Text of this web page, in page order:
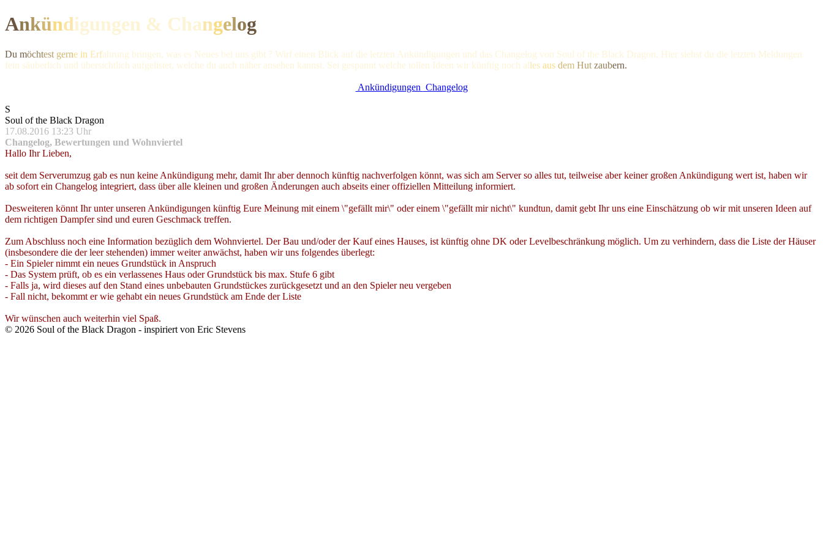
Ankündigungen & Changelog
Du möchtest gerne in Erfahrung bringen, was es Neues bei uns gibt ? Wirf einen Blick auf die letzten Ankündigungen und das Changelog von Soul of the Black Dragon. Hier siehst du die letzten Meldungen
fein säuberlich und übersichtlich aufgelistet, welche du auch näher ansehen kannst. Sei gespannt welche tollen Ideen wir künftig noch alles aus dem Hut zaubern.
Ankündigungen Changelog
S
Soul of the Black Dragon
17.08.2016 13:23 Uhr
Changelog, Bewertungen und Wohnviertel
Hallo Ihr Lieben,
seit dem Serverumzug gab es nun keine Ankündigung mehr, damit Ihr aber dennoch künftig nachverfolgen könnt, was sich am Server so alles tut, teilweise aber keiner großen Ankündigung wert ist, haben wir
ab sofort ein Changelog integriert, dass über alle kleinen und großen Änderungen auch abseits einer offiziellen Mitteilung informiert.
Desweiteren könnt Ihr unter unseren Ankündigungen künftig Eure Meinung mit einem \"gefällt mir\" oder einem \"gefällt mir nicht\" kundtun, damit gebt Ihr uns eine Einschätzung ob wir mit unseren Ideen auf
dem richtigen Dampfer sind und euren Geschmack treffen.
Zum Abschluss noch eine Information bezüglich dem Wohnviertel. Der Bau und/oder der Kauf eines Hauses, ist künftig ohne DK oder Levelbeschränkung möglich. Um zu verhindern, dass die Liste der Häuser
(insbesondere die der leer stehenden) immer weiter anwächst, haben wir uns folgendes überlegt:
- Ein Spieler nimmt ein neues Grundstück in Anspruch
- Das System prüft, ob es ein verlassenes Haus oder Grundstück bis max. Stufe 6 gibt
- Falls ja, wird dieses auf den Stand eines unbebauten Grundstückes zurückgesetzt und an den Spieler neu vergeben
- Fall nicht, bekommt er wie gehabt ein neues Grundstück am Ende der Liste
Wir wünschen auch weiterhin viel Spaß.
© 2026 Soul of the Black Dragon - inspiriert von Eric Stevens